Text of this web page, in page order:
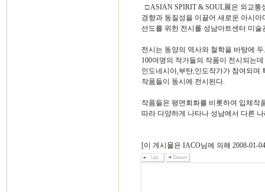
□ ASIAN SPIRIT & SOUL展은 외교
경향과 동질성을 이끌어 새로운 아시
선도를 위한 전시를 성남아트센터 미술
전시는 동양의 역사와 철학을 바탕에
100여명의 작가들의 작품이 전시되는
인도네시아,부탄,인도작가가 참여되며
작품들이 동시에 전시된다.
작품들은 평면회화를 비롯하여 입체작
따라 다양하게 나타나 성남에서 다른
[이 게시물은 IACO님에 의해 2008-01-